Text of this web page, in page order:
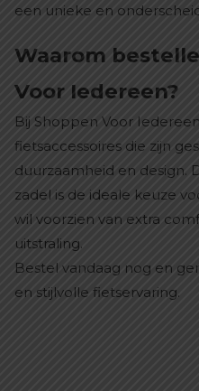
een unieke en
Waarom
Voor Iedereen?
Bij Shoppen Voor
fietsaccessoires die zijn
duurzaamheid en design.
zadel is de ideale keuze
wil voorzien van extra
uitstraling.
Bestel vandaag nog en
en stijlvolle fietservaring.